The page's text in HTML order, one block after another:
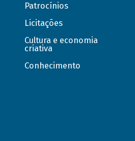
Patrocínios
Licitações
Cultura e economia
criativa
Conhecimento